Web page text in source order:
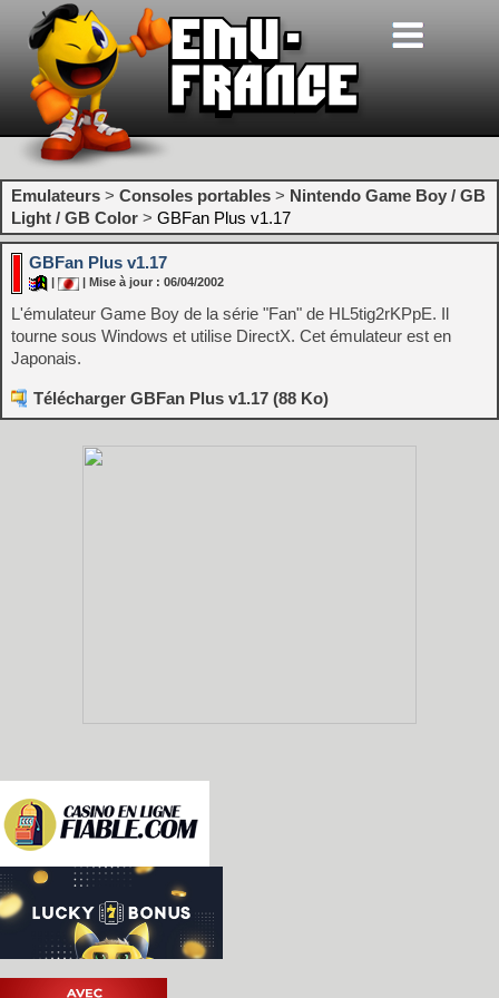
Emulateurs > Consoles portables > Nintendo Game Boy / GB
Light / GB Color > GBFan Plus v1.17
GBFan Plus v1.17
| Mise à jour : 06/04/2002
L'émulateur Game Boy de la série "Fan" de HL5tig2rKPpE. Il
tourne sous Windows et utilise DirectX. Cet émulateur est en
Japonais.
Télécharger GBFan Plus v1.17 (88 Ko)